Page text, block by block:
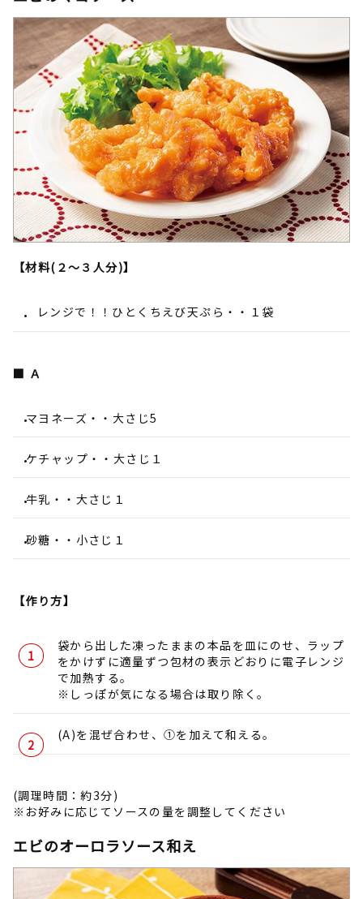
【材料(２～３人分)】
レンジで！！ひとくちえび天ぷら・・１袋
■ Ａ
マヨネーズ・・大さじ5
ケチャップ・・大さじ１
牛乳・・大さじ１
砂糖・・小さじ１
【作り方】
袋から出した凍ったままの本品を皿にのせ、ラップ
をかけずに適量ずつ包材の表示どおりに電子レンジ
で加熱する。
※しっぽが気になる場合は取り除く。
(A)を混ぜ合わせ、①を加えて和える。
(調理時間：約3分)
※お好みに応じてソースの量を調整してください
エビのオーロラソース和え